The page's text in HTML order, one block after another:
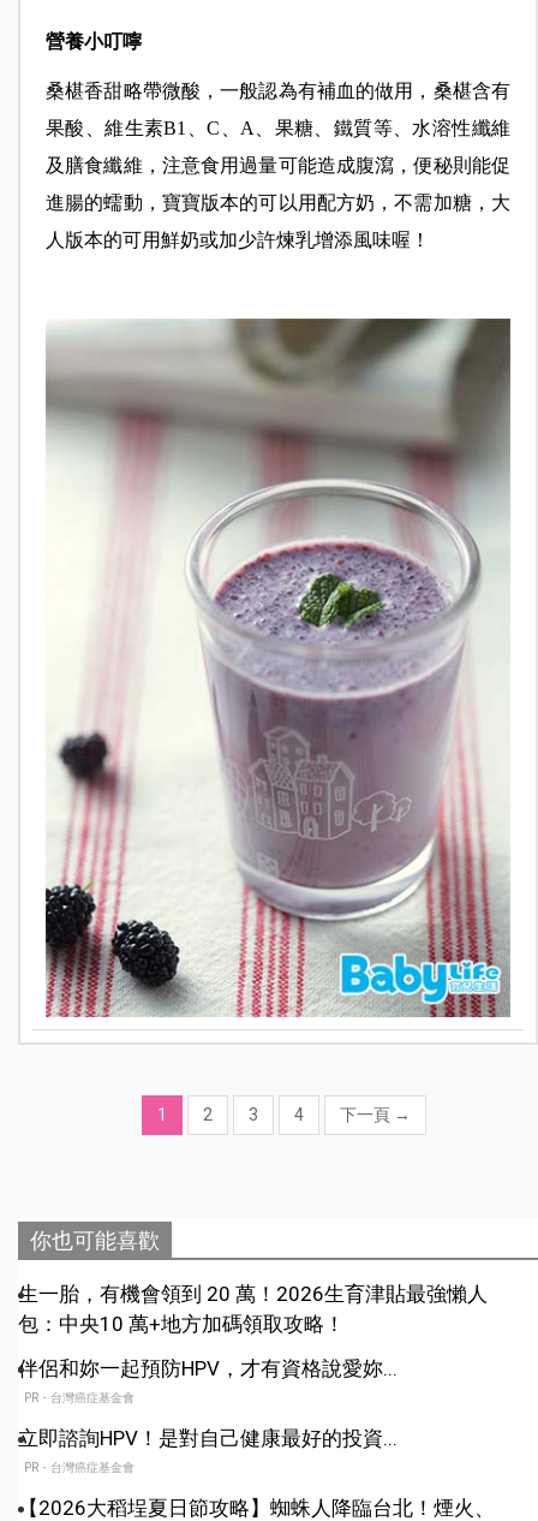
營養小叮嚀
桑椹香甜略帶微酸，一般認為有補血的做用，桑椹含有
果酸、維生素B1、C、A、果糖、鐵質等、水溶性纖維
及膳食纖維，注意食用過量可能造成腹瀉，便秘則能促
進腸的蠕動，寶寶版本的可以用配方奶，不需加糖，大
人版本的可用鮮奶或加少許煉乳增添風味喔！
1 2 3 4 下一頁 →
你也可能喜歡
生一胎，有機會領到 20 萬！2026生育津貼最強懶人
包：中央10 萬+地方加碼領取攻略！
伴侶和妳一起預防HPV，才有資格說愛妳...
PR・台灣癌症基金會
立即諮詢HPV！是對自己健康最好的投資...
PR・台灣癌症基金會
【2026大稻埕夏日節攻略】蜘蛛人降臨台北！煙火、